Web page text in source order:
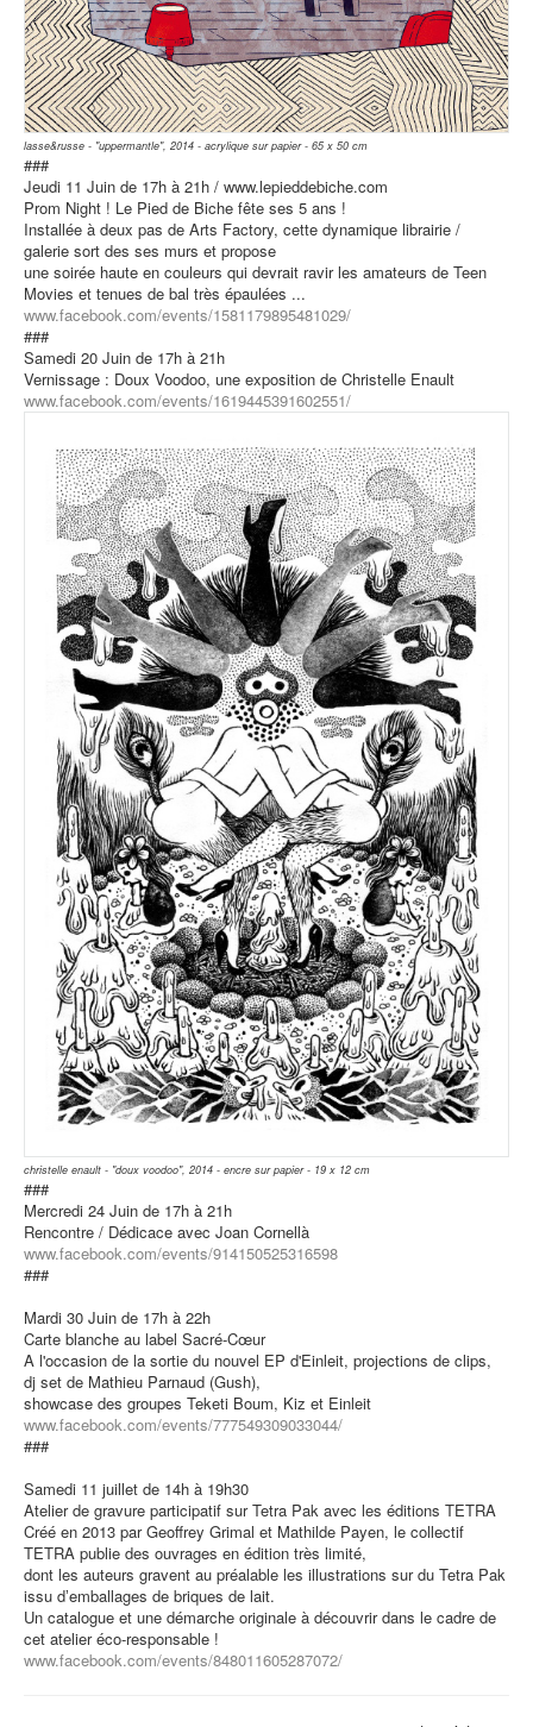
lasse&russe - "uppermantle", 2014 - acrylique sur papier - 65 x 50 cm
###
Jeudi 11 Juin de 17h à 21h / www.lepieddebiche.com
Prom Night ! Le Pied de Biche fête ses 5 ans !
Installée à deux pas de Arts Factory, cette dynamique librairie /
galerie sort des ses murs et propose
une soirée haute en couleurs qui devrait ravir les amateurs de Teen
Movies et tenues de bal très épaulées ...
www.facebook.com/events/1581179895481029/
###
Samedi 20 Juin de 17h à 21h
Vernissage : Doux Voodoo, une exposition de Christelle Enault
www.facebook.com/events/1619445391602551/
christelle enault - "doux voodoo", 2014 - encre sur papier - 19 x 12 cm
###
Mercredi 24 Juin de 17h à 21h
Rencontre / Dédicace avec Joan Cornellà
www.facebook.com/events/914150525316598
###
Mardi 30 Juin de 17h à 22h
Carte blanche au label Sacré-Cœur
A l'occasion de la sortie du nouvel EP d'Einleit, projections de clips,
dj set de Mathieu Parnaud (Gush),
showcase des groupes Teketi Boum, Kiz et Einleit
www.facebook.com/events/777549309033044/
###
Samedi 11 juillet de 14h à 19h30
Atelier de gravure participatif sur Tetra Pak avec les éditions TETRA
Créé en 2013 par Geoffrey Grimal et Mathilde Payen, le collectif
TETRA publie des ouvrages en édition très limité,
dont les auteurs gravent au préalable les illustrations sur du Tetra Pak
issu dʼemballages de briques de lait.
Un catalogue et une démarche originale à découvrir dans le cadre de
cet atelier éco-responsable !
www.facebook.com/events/848011605287072/